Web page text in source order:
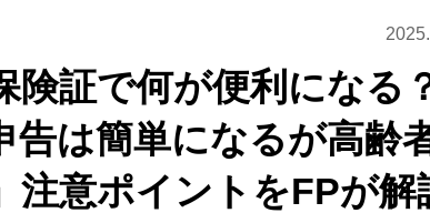
険証で何が便利になる
告は簡単になるが高齢
注意ポイントをFPが解